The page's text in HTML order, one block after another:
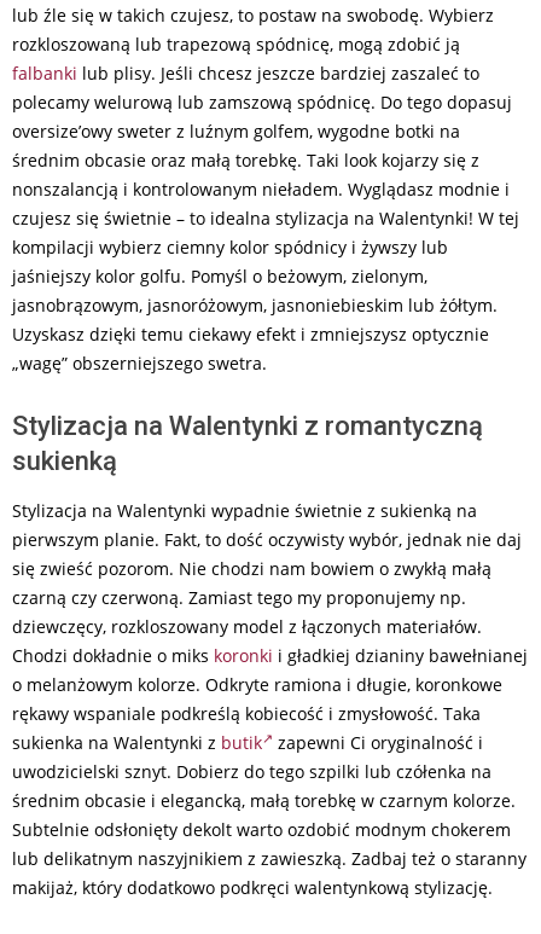
lub źle się w takich czujesz, to postaw na swobodę. Wybierz
rozkloszowaną lub trapezową spódnicę, mogą zdobić ją
falbanki lub plisy. Jeśli chcesz jeszcze bardziej zaszaleć to
polecamy welurową lub zamszową spódnicę. Do tego dopasuj
oversize’owy sweter z luźnym golfem, wygodne botki na
średnim obcasie oraz małą torebkę. Taki look kojarzy się z
nonszalancją i kontrolowanym nieładem. Wyglądasz modnie i
czujesz się świetnie – to idealna stylizacja na Walentynki! W tej
kompilacji wybierz ciemny kolor spódnicy i żywszy lub
jaśniejszy kolor golfu. Pomyśl o beżowym, zielonym,
jasnobrązowym, jasnoróżowym, jasnoniebieskim lub żółtym.
Uzyskasz dzięki temu ciekawy efekt i zmniejszysz optycznie
„wagę” obszerniejszego swetra.
Stylizacja na Walentynki z romantyczną
sukienką
Stylizacja na Walentynki wypadnie świetnie z sukienką na
pierwszym planie. Fakt, to dość oczywisty wybór, jednak nie daj
się zwieść pozorom. Nie chodzi nam bowiem o zwykłą małą
czarną czy czerwoną. Zamiast tego my proponujemy np.
dziewczęcy, rozkloszowany model z łączonych materiałów.
Chodzi dokładnie o miks koronki i gładkiej dzianiny bawełnianej
o melanżowym kolorze. Odkryte ramiona i długie, koronkowe
rękawy wspaniale podkreślą kobiecość i zmysłowość. Taka
sukienka na Walentynki z butik
zapewni Ci oryginalność i
uwodzicielski sznyt. Dobierz do tego szpilki lub czółenka na
średnim obcasie i elegancką, małą torebkę w czarnym kolorze.
Subtelnie odsłonięty dekolt warto ozdobić modnym chokerem
lub delikatnym naszyjnikiem z zawieszką. Zadbaj też o staranny
makijaż, który dodatkowo podkręci walentynkową stylizację.